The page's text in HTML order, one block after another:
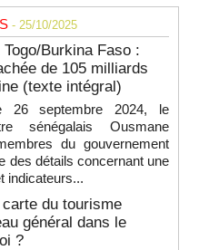
- 25/10/2025
Burkina Faso :
de 105 milliards
(texte intégral)
26 septembre 2024, le
sénégalais Ousmane
du gouvernement
des détails concernant une
indicateurs...
du tourisme
général dans le
?